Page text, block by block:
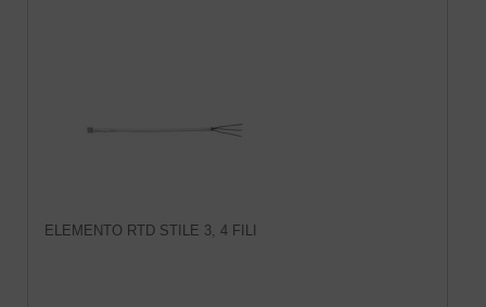
ELEMENTO RTD STILE 3, 4 FILI